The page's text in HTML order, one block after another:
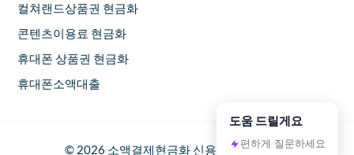
컬쳐랜드상품권 현금화
콘텐츠이용료 현금화
휴대폰 상품권 현금화
휴대폰소액대출
© 2026 소액결제현금화 신용카드대출 방법
도움 드릴게요
편하게 질문하세요